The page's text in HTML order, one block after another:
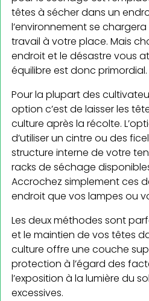
têtes à sécher dans un
l’environnement se
travail à votre place. Mais
endroit et le désastre vous
équilibre est donc primordial.
Pour la plupart des
option c’est de laisser les
culture après la récolte.
d’utiliser un cintre ou des
structure interne de votre
racks de séchage
Accrochez simplement ces
endroit que vos lampes ou
Les deux méthodes sont
et le maintien de vos têtes
culture offre une couche
protection à l’égard des
l’exposition à la lumière du
excessives.